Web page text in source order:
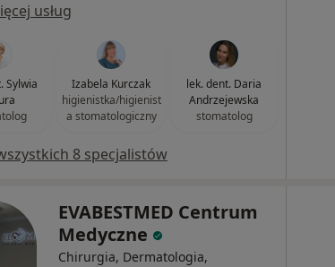
usług
Sylwia
Izabela Kurczak
higienistka/higienist
a stomatologiczny
lek. dent. Daria
Andrzejewska
stomatolog
8 specjalistów
EVABESTMED Centrum
Medyczne
Chirurgia, Dermatologia,